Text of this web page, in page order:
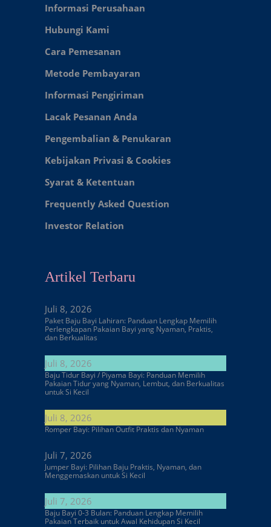
Informasi Perusahaan
Hubungi Kami
Cara Pemesanan
Metode Pembayaran
Informasi Pengiriman
Lacak Pesanan Anda
Pengembalian & Penukaran
Kebijakan Privasi & Cookies
Syarat & Ketentuan
Frequently Asked Question
Investor Relation
Artikel Terbaru
Juli 8, 2026
Paket Baju Bayi Lahiran: Panduan Lengkap Memilih
Perlengkapan Pakaian Bayi yang Nyaman, Praktis,
dan Berkualitas
Juli 8, 2026
Baju Tidur Bayi / Piyama Bayi: Panduan Memilih
Pakaian Tidur yang Nyaman, Lembut, dan Berkualitas
untuk Si Kecil
Juli 8, 2026
Romper Bayi: Pilihan Outfit Praktis dan Nyaman
Juli 7, 2026
Jumper Bayi: Pilihan Baju Praktis, Nyaman, dan
Menggemaskan untuk Si Kecil
Juli 7, 2026
Baju Bayi 0-3 Bulan: Panduan Lengkap Memilih
Pakaian Terbaik untuk Awal Kehidupan Si Kecil